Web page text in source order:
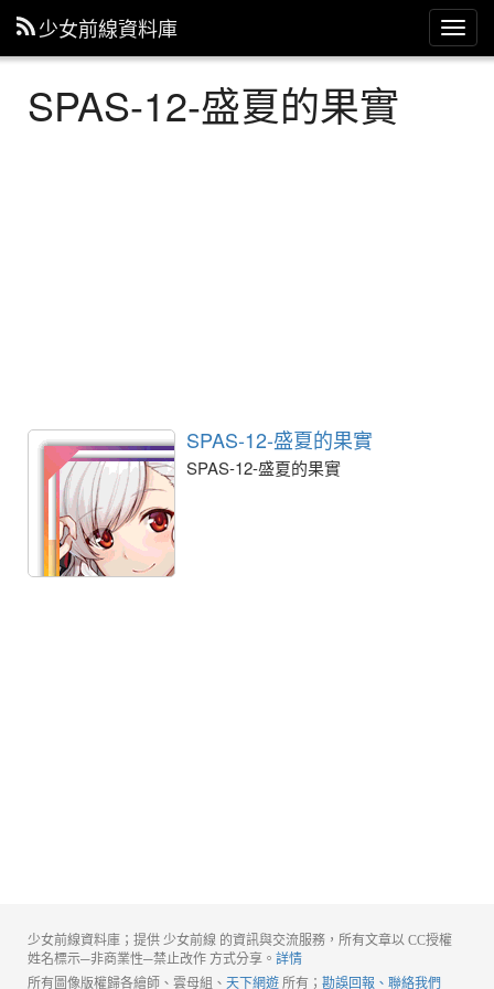
主
選
少女前線資料庫
SPAS-12-盛夏的果實
SPAS-12-盛夏的果實
SPAS-12-盛夏的果實
少女前線資料庫；提供 少女前線 的資訊與交流服務，所有文章以 CC授權
姓名標示─非商業性─禁止改作 方式分享。 詳情
所有圖像版權歸各繪師、雲母組、 天下網遊 所有； 勘誤回報、聯絡我們